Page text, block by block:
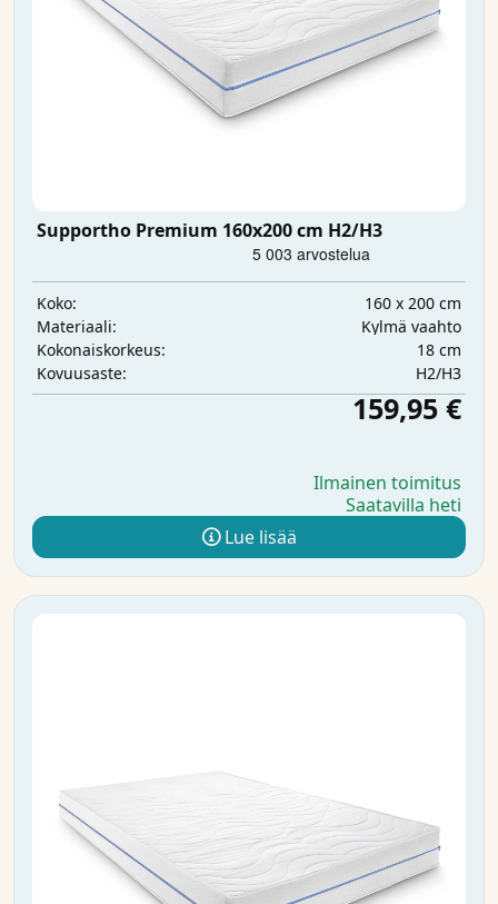
Supportho Premium 160x200 cm H2/H3
Koko:
160 x 200 cm
Materiaali:
Kylmä vaahto
Kokonaiskorkeus:
18 cm
Kovuusaste:
H2/H3
159,95 €
Ilmainen toimitus
Saatavilla heti
Lue lisää